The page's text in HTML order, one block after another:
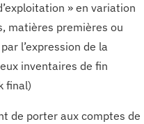
» en variation
matières premières ou
l’expression de la
inventaires de fin
final)
de porter aux comptes de